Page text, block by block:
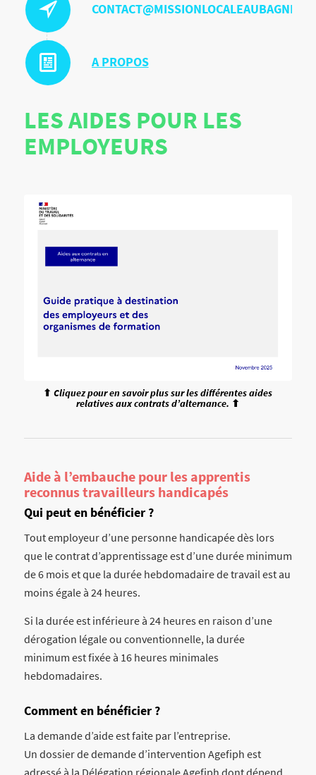
A PROPOS
LES AIDES POUR LES
EMPLOYEURS
⬆Cliquez pour en savoir plus sur les différentes aides
relatives aux contrats d’alternance. ⬆
Aide à l’embauche pour les apprentis
reconnus travailleurs handicapés
Qui peut en bénéficier ?
Tout employeur d’une personne handicapée dès lors
que le contrat d’apprentissage est d’une durée minimum
de 6 mois et que la durée hebdomadaire de travail est au
moins égale à 24 heures.
Si la durée est inférieure à 24 heures en raison d’une
dérogation légale ou conventionnelle, la durée
minimum est fixée à 16 heures minimales
hebdomadaires.
Comment en bénéficier ?
La demande d’aide est faite par l’entreprise.
Un dossier de demande d’intervention Agefiph est